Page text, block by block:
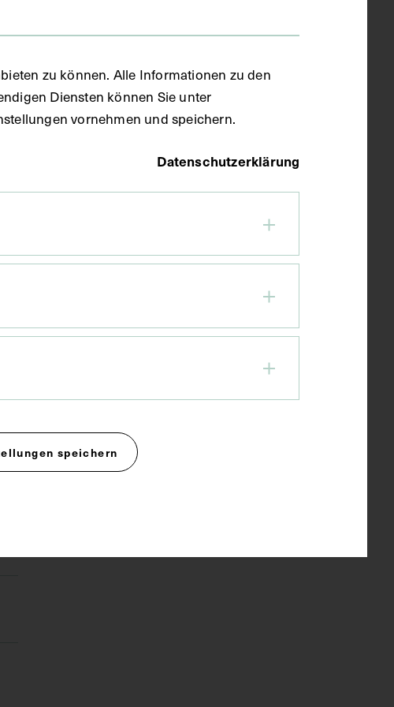
zu können. Alle Informationen zu den
Diensten können Sie unter
vornehmen und speichern.
Datenschutzerklärung
speichern